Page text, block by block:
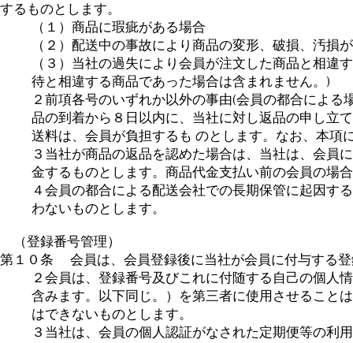
するものとします。
（１）商品に瑕疵がある場合
（２）配送中の事故により商品の変形、破損、汚損
（３）当社の過失により会員が注文した商品と相
待と相違する商品であった場合は含まれません。)
２前項各号のいずれか以外の事由(会員の都合によ
品の到着から８日以内に、当社に対し返品の申し立
送料は、会員が負担するも のとします。なお、本
３当社が商品の返品を認めた場合は、当社は、会員
金するものとします。商品代金支払い前の会員の場
４会員の都合による配送会社での長期保管に起因す
わないものとします。
（登録番号管理）
第１０条 会員は、会員登録後に当社が会員に付与する
２会員は、登録番号及びこれに付随する自己の個人
含みます。以下同じ。）を第三者に使用させること
はできないものとします。
３当社は、会員の個人認証がなされた定期便等の利